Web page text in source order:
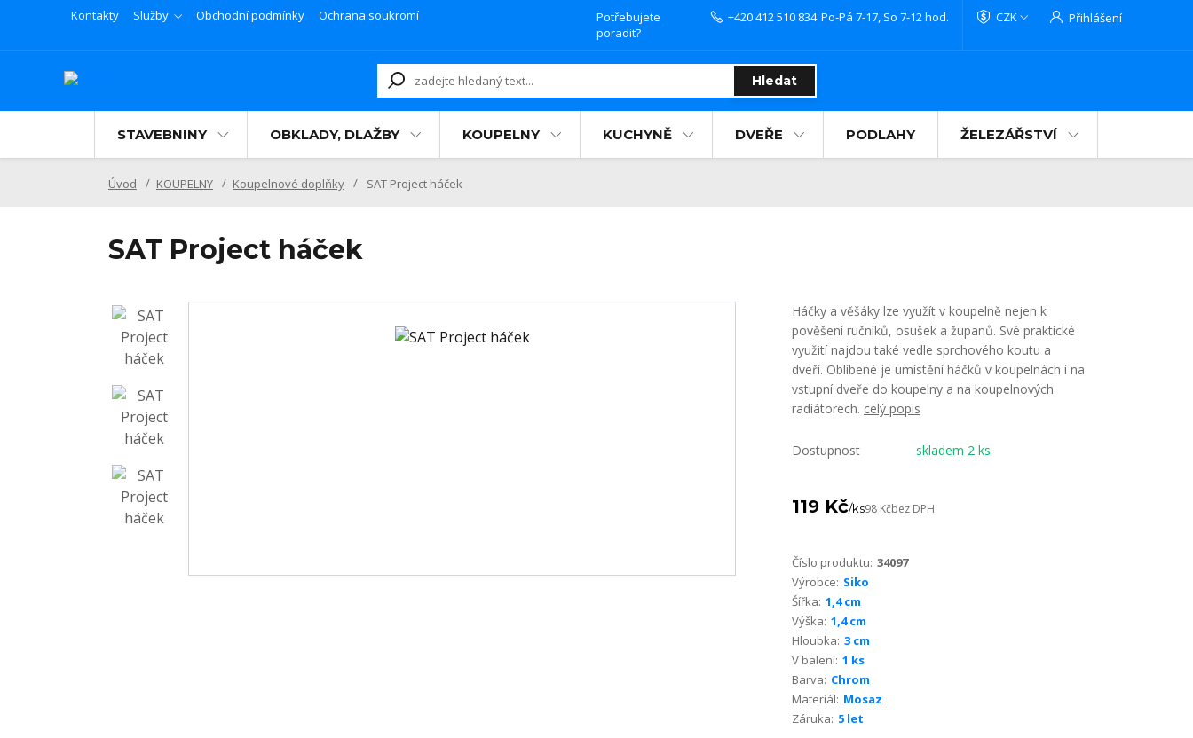
Kontakty Služby Obchodní podmínky Ochrana soukromí CZK Přihlášení
Hledat
Potřebujete
poradit?
+420 412 510 834 Po-Pá 7-17, So 7-12 hod.
STAVEBNINY OBKLADY, DLAŽBY KOUPELNY KUCHYNĚ DVEŘE PODLAHY ŽELEZÁŘSTVÍ
Úvod KOUPELNY Koupelnové doplňky SAT Project háček
SAT Project háček
Háčky a věšáky lze využít v koupelně nejen k
pověšení ručníků, osušek a županů. Své praktické
využití najdou také vedle sprchového koutu a
dveří. Oblíbené je umístění háčků v koupelnách i na
vstupní dveře do koupelny a na koupelnových
radiátorech. celý popis
Dostupnost skladem 2 ks
119 Kč/ks98 Kčbez DPH
Číslo produktu: 34097
Výrobce: Siko
Šířka: 1,4 cm
Výška: 1,4 cm
Hloubka: 3 cm
V balení: 1 ks
Barva: Chrom
Materiál: Mosaz
Záruka: 5 let